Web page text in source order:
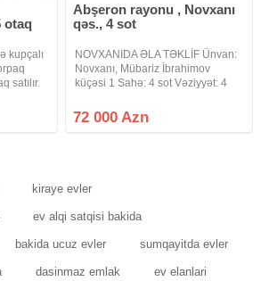
otaq
kupçalı
satılır.
Abşeron rayonu , Novxanı
qəs., 4 sot
NOVXANIDA ƏLA TƏKLİF Ünvan:
Novxanı, Mübariz İbrahimov
küçəsi 1 Sahə: 4 sot Vəziyyət: 4
vəziyyətdə Sənəd: Kupça (çıxarış)
Təyinat: Tikinti üçün yararlıdır
72 000 Azn
kiraye evler
ev alqi satqisi bakida
bakida ucuz evler sumqayitda evler
dasinmaz emlak ev elanlari